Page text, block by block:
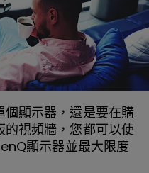
個顯示器，還是要在購
視頻牆，您都可以使
顯示器並最大限度